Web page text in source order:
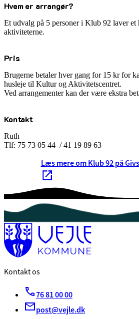
Hvem er arrangør?
Et udvalg på 5 personer i Klub 92 laver
aktiviteterne.
Pris
Brugerne betaler hver gang for 15 kr for
husleje til Kultur og Aktivitetscentret.
Ved arrangementer kan der være ekstra
Kontakt
Ruth
Tlf: 75 73 05 44 / 41 19 89 63
Læs mere om Klub 92 på
Kontakt os
76 81 00 00
post@vejle.dk